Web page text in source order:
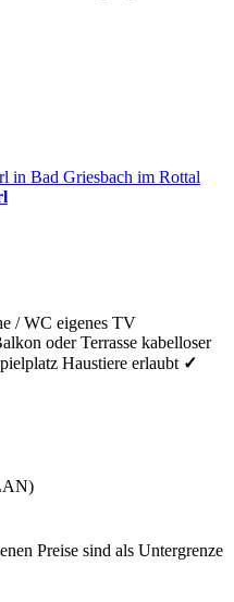
/ WC eigenes TV
oder Terrasse kabelloser
Haustiere erlaubt ✓
Preise sind als Untergrenze